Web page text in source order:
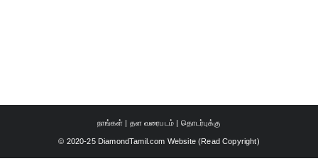
நாங்கள் | தள வரைபடம் | தொடர்புக்கு
© 2020-25 DiamondTamil.com Website (Read Copyright)